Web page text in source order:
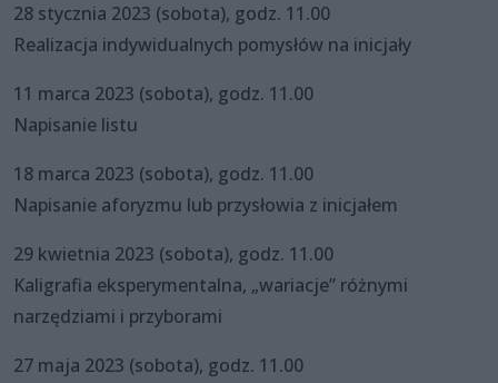
28 stycznia 2023 (sobota), godz. 11.00
Realizacja indywidualnych pomysłów na inicjały
11 marca 2023 (sobota), godz. 11.00
Napisanie listu
18 marca 2023 (sobota), godz. 11.00
Napisanie aforyzmu lub przysłowia z inicjałem
29 kwietnia 2023 (sobota), godz. 11.00
Kaligrafia eksperymentalna, „wariacje” różnymi
narzędziami i przyborami
27 maja 2023 (sobota), godz. 11.00